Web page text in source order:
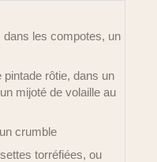
dans les compotes, un
pintade rôtie, dans un
mijoté de volaille au
crumble
torréfiées, ou